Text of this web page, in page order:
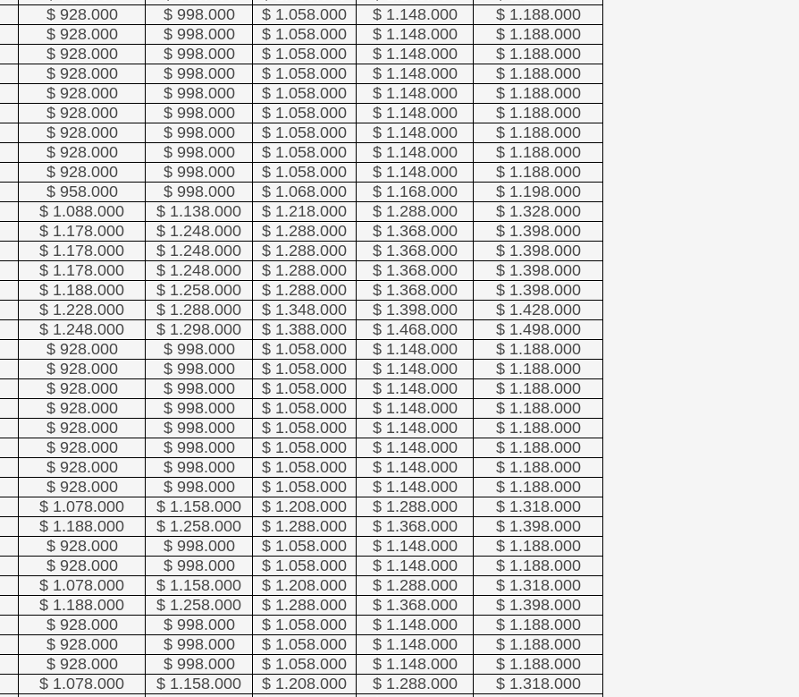
$ 928.000 $ 998.000 $ 1.058.000 $ 1.148.000
$ 1.188.000
$ 928.000 $ 998.000 $ 1.058.000 $ 1.148.000
$ 1.188.000
$ 928.000 $ 998.000 $ 1.058.000 $ 1.148.000
$ 1.188.000
$ 928.000 $ 998.000 $ 1.058.000 $ 1.148.000
$ 1.188.000
$ 928.000 $ 998.000 $ 1.058.000 $ 1.148.000
$ 1.188.000
$ 928.000 $ 998.000 $ 1.058.000 $ 1.148.000
$ 1.188.000
$ 928.000 $ 998.000 $ 1.058.000 $ 1.148.000
$ 1.188.000
$ 928.000 $ 998.000 $ 1.058.000 $ 1.148.000
$ 1.188.000
$ 928.000 $ 998.000 $ 1.058.000 $ 1.148.000
$ 1.188.000
$ 958.000 $ 998.000 $ 1.068.000 $ 1.168.000
$ 1.198.000
$ 1.088.000 $ 1.138.000 $ 1.218.000 $ 1.288.000
$ 1.328.000
$ 1.178.000 $ 1.248.000 $ 1.288.000 $ 1.368.000
$ 1.398.000
$ 1.178.000 $ 1.248.000 $ 1.288.000 $ 1.368.000
$ 1.398.000
$ 1.178.000 $ 1.248.000 $ 1.288.000 $ 1.368.000
$ 1.398.000
$ 1.188.000 $ 1.258.000 $ 1.288.000 $ 1.368.000
$ 1.398.000
$ 1.228.000 $ 1.288.000 $ 1.348.000 $ 1.398.000
$ 1.428.000
$ 1.248.000 $ 1.298.000 $ 1.388.000 $ 1.468.000
$ 1.498.000
$ 928.000 $ 998.000 $ 1.058.000 $ 1.148.000
$ 1.188.000
$ 928.000 $ 998.000 $ 1.058.000 $ 1.148.000
$ 1.188.000
$ 928.000 $ 998.000 $ 1.058.000 $ 1.148.000
$ 1.188.000
$ 928.000 $ 998.000 $ 1.058.000 $ 1.148.000
$ 1.188.000
$ 928.000 $ 998.000 $ 1.058.000 $ 1.148.000
$ 1.188.000
$ 928.000 $ 998.000 $ 1.058.000 $ 1.148.000
$ 1.188.000
$ 928.000 $ 998.000 $ 1.058.000 $ 1.148.000
$ 1.188.000
$ 928.000 $ 998.000 $ 1.058.000 $ 1.148.000
$ 1.188.000
$ 1.078.000 $ 1.158.000 $ 1.208.000 $ 1.288.000
$ 1.318.000
$ 1.188.000 $ 1.258.000 $ 1.288.000 $ 1.368.000
$ 1.398.000
$ 928.000 $ 998.000 $ 1.058.000 $ 1.148.000
$ 1.188.000
$ 928.000 $ 998.000 $ 1.058.000 $ 1.148.000
$ 1.188.000
$ 1.078.000 $ 1.158.000 $ 1.208.000 $ 1.288.000
$ 1.318.000
$ 1.188.000 $ 1.258.000 $ 1.288.000 $ 1.368.000
$ 1.398.000
$ 928.000 $ 998.000 $ 1.058.000 $ 1.148.000
$ 1.188.000
$ 928.000 $ 998.000 $ 1.058.000 $ 1.148.000
$ 1.188.000
$ 928.000 $ 998.000 $ 1.058.000 $ 1.148.000
$ 1.188.000
$ 1.078.000 $ 1.158.000 $ 1.208.000 $ 1.288.000
$ 1.318.000